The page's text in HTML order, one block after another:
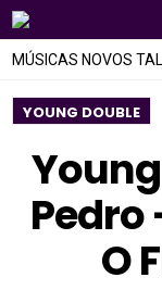
MÚSICAS NOVOS
YOUNG DOUBLE
Pedro
O